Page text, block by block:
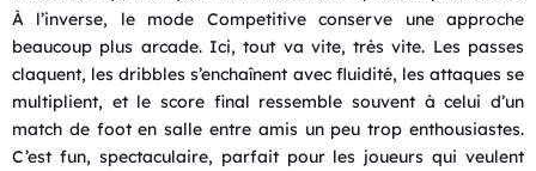
À l’inverse, le mode Competitive conserve une approche
beaucoup plus arcade. Ici, tout va vite, très vite. Les passes
claquent, les dribbles s’enchaînent avec fluidité, les attaques se
multiplient, et le score final ressemble souvent à celui d’un
match de foot en salle entre amis un peu trop enthousiastes.
C’est fun, spectaculaire, parfait pour les joueurs qui veulent